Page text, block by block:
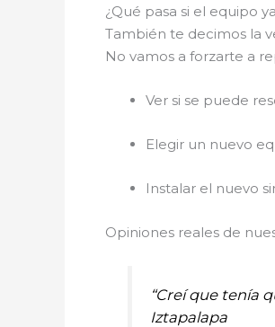
¿Qué pasa si el equipo
También te decimos la
No vamos a forzarte a
Ver si se puede
Elegir un nuevo
Instalar el nuevo
Opiniones reales de
“Creí que tenía
Iztapalapa